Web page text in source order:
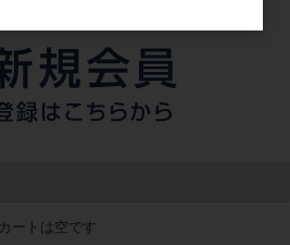
カートは空です